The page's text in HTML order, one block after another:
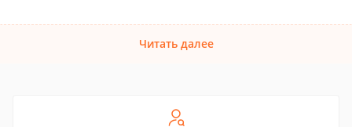
Читать далее